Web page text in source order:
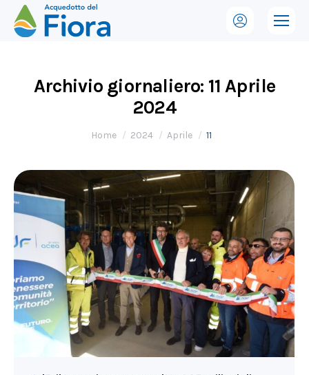
Archivio giornaliero: 11 Aprile
2024
Tu sei qui:
Home 2024 Aprile 11